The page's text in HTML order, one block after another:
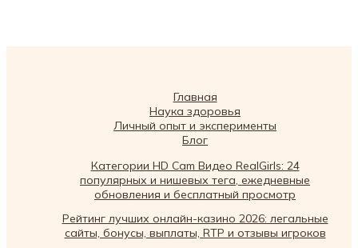
Главная
Наука здоровья
Личный опыт и эксперименты
Блог
Категории HD Cam Видео RealGirls: 24
популярных и нишевых тега, ежедневные
обновления и бесплатный просмотр
Рейтинг лучших онлайн-казино 2026: легальные
сайты, бонусы, выплаты, RTP и отзывы игроков